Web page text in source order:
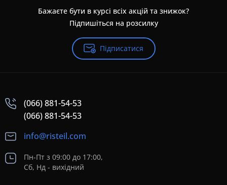
Бажаєте бути в курсі всіх акцій та знижок?
Підпишіться на розсилку
Підписатися
(066) 881-54-53
(066) 881-54-53
info@risteil.com
Пн-Пт з 09:00 до 17:00,
Сб, Нд - вихідний